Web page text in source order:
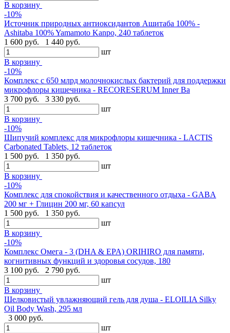
В корзину
-10%
Источник природных антиоксидантов Ашитаба 100% -
Ashitaba 100% Yamamoto Kanpo, 240 таблеток
1 600 руб.
1 440 руб.
шт
В корзину
-10%
Комплекс с 650 млрд молочнокислых бактерий для поддержки
микрофлоры кишечника - RECORESERUM Inner Ba
3 700 руб.
3 330 руб.
шт
В корзину
-10%
Шипучий комплекс для микрофлоры кишечника - LACTIS
Carbonated Tablets, 12 таблеток
1 500 руб.
1 350 руб.
шт
В корзину
-10%
Комплекс для спокойствия и качественного отдыха - GABA
200 мг + Глицин 200 мг, 60 капсул
1 500 руб.
1 350 руб.
шт
В корзину
-10%
Комплекс Омега - 3 (DHA & EPA) ORIHIRO для памяти,
когнитивных функций и здоровья сосудов, 180
3 100 руб.
2 790 руб.
шт
В корзину
Шелковистый увлажняющий гель для душа - ELOILIA Silky
Oil Body Wash, 295 мл
3 000 руб.
шт